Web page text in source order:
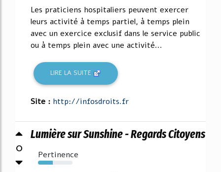
Les praticiens hospitaliers peuvent exercer
leurs activité à temps partiel, à temps plein
avec un exercice exclusif dans le service public
ou à temps plein avec une activité...
LIRE LA SUITE
Site : http://infosdroits.fr
0
Lumière sur Sunshine - Regards Citoyens
Pertinence
43%